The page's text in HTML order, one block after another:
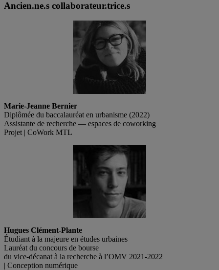
Ancien.ne.s collaborateur.trice.s
Marie-Jeanne Bernier
Diplômée du baccalauréat en urbanisme (2022)
Assistante de recherche — espaces de coworking
Projet | CoWork MTL
Hugues Clément-Plante
Étudiant à la majeure en études urbaines
Lauréat du concours de bourse
du vice-décanat à la recherche à l’OMV 2021-2022
| Conception numérique